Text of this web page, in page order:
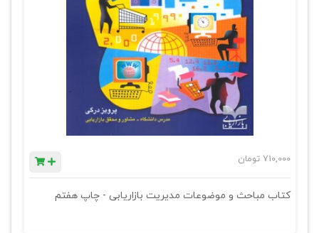
710,000 تومان
کتاب مباحث و موضوعات مدیریت بازاریابی - چاپ هفتم